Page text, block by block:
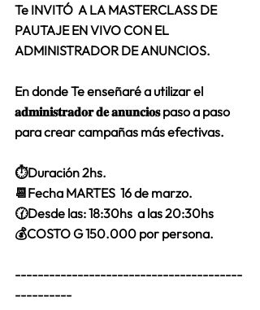
Te INVITÓ  A LA MASTERCLASS DE
PAUTAJE EN VIVO CON EL
ADMINISTRADOR DE ANUNCIOS. ⁣
En donde Te enseñaré a utilizar el
𝐚𝐝𝐦𝐢𝐧𝐢𝐬𝐭𝐫𝐚𝐝𝐨𝐫 𝐝𝐞 𝐚𝐧𝐮𝐧𝐜𝐢𝐨𝐬 paso a paso
para crear campañas más efectivas.⁣
⏱️Duración 2hs.
📆Fecha MARTES  16 de marzo. ⁣
🕜Desde las: 18:30hs  a las 20:30hs ⁣
💰COSTO G 150.000 por persona. ⁣
----------------------------------------
----------⁣